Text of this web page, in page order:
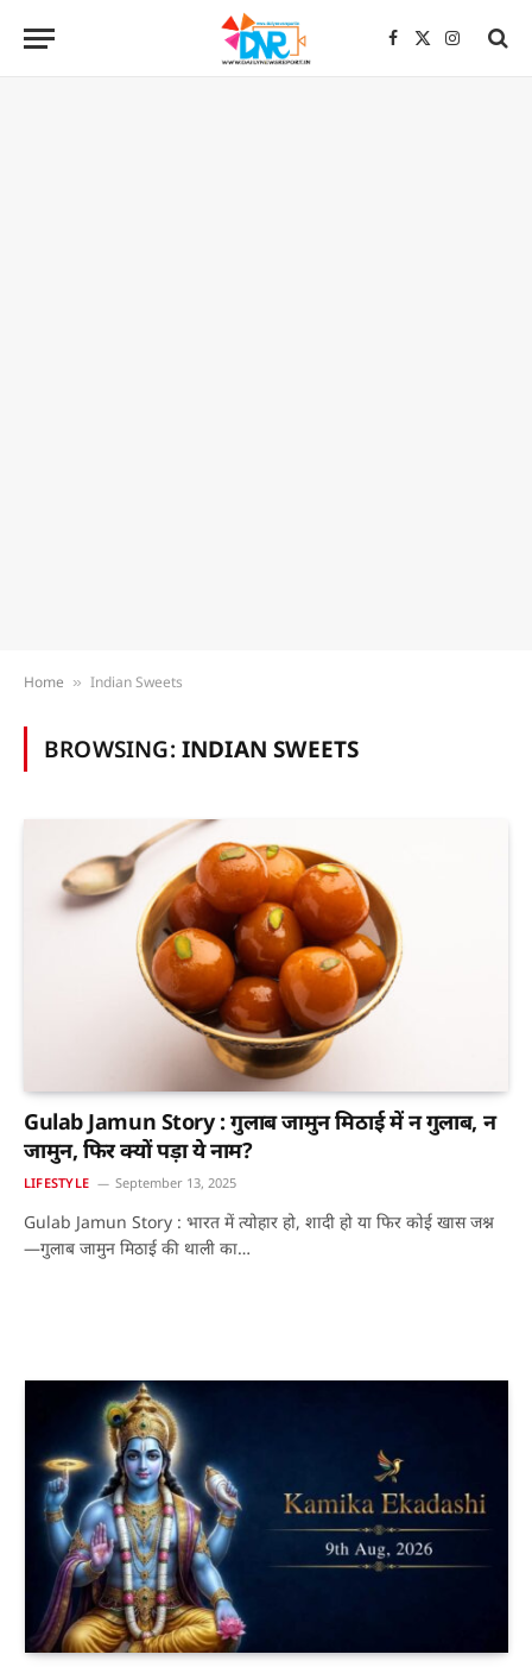
Facebook
X
Home » Indian Sweets
BROWSING: INDIAN SWEETS
Gulab Jamun Story : गुलाब जामुन मिठाई में न गुलाब, न
जामुन, फिर क्यों पड़ा ये नाम?
LIFESTYLE September 13, 2025
Gulab Jamun Story : भारत में त्योहार हो, शादी हो या फिर कोई खास जश्न
—गुलाब जामुन मिठाई की थाली का…